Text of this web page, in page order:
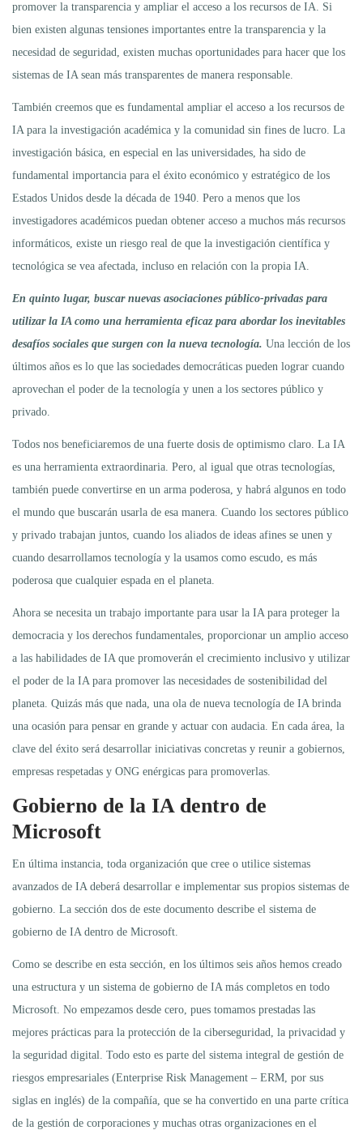
promover la transparencia y ampliar el acceso a los recursos de IA. Si
bien existen algunas tensiones importantes entre la transparencia y la
necesidad de seguridad, existen muchas oportunidades para hacer que los
sistemas de IA sean más transparentes de manera responsable.
También creemos que es fundamental ampliar el acceso a los recursos de
IA para la investigación académica y la comunidad sin fines de lucro. La
investigación básica, en especial en las universidades, ha sido de
fundamental importancia para el éxito económico y estratégico de los
Estados Unidos desde la década de 1940. Pero a menos que los
investigadores académicos puedan obtener acceso a muchos más recursos
informáticos, existe un riesgo real de que la investigación científica y
tecnológica se vea afectada, incluso en relación con la propia IA.
En quinto lugar, buscar nuevas asociaciones público-privadas para
utilizar la IA como una herramienta eficaz para abordar los inevitables
desafíos sociales que surgen con la nueva tecnología. Una lección de los
últimos años es lo que las sociedades democráticas pueden lograr cuando
aprovechan el poder de la tecnología y unen a los sectores público y
privado.
Todos nos beneficiaremos de una fuerte dosis de optimismo claro. La IA
es una herramienta extraordinaria. Pero, al igual que otras tecnologías,
también puede convertirse en un arma poderosa, y habrá algunos en todo
el mundo que buscarán usarla de esa manera. Cuando los sectores público
y privado trabajan juntos, cuando los aliados de ideas afines se unen y
cuando desarrollamos tecnología y la usamos como escudo, es más
poderosa que cualquier espada en el planeta.
Ahora se necesita un trabajo importante para usar la IA para proteger la
democracia y los derechos fundamentales, proporcionar un amplio acceso
a las habilidades de IA que promoverán el crecimiento inclusivo y utilizar
el poder de la IA para promover las necesidades de sostenibilidad del
planeta. Quizás más que nada, una ola de nueva tecnología de IA brinda
una ocasión para pensar en grande y actuar con audacia. En cada área, la
clave del éxito será desarrollar iniciativas concretas y reunir a gobiernos,
empresas respetadas y ONG enérgicas para promoverlas.
Gobierno de la IA dentro de
Microsoft
En última instancia, toda organización que cree o utilice sistemas
avanzados de IA deberá desarrollar e implementar sus propios sistemas de
gobierno. La sección dos de este documento describe el sistema de
gobierno de IA dentro de Microsoft.
Como se describe en esta sección, en los últimos seis años hemos creado
una estructura y un sistema de gobierno de IA más completos en todo
Microsoft. No empezamos desde cero, pues tomamos prestadas las
mejores prácticas para la protección de la ciberseguridad, la privacidad y
la seguridad digital. Todo esto es parte del sistema integral de gestión de
riesgos empresariales (Enterprise Risk Management – ERM, por sus
siglas en inglés) de la compañía, que se ha convertido en una parte crítica
de la gestión de corporaciones y muchas otras organizaciones en el